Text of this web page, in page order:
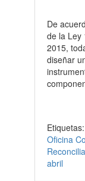
De
de la Ley
2015,
diseñar
Etiquetas:
Oficina
abril